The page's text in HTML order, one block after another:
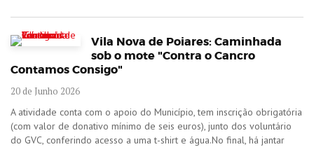
Vila Nova de Poiares: Caminhada
sob o mote "Contra o Cancro
Contamos Consigo"
20 de Junho 2026
A atividade conta com o apoio do Município, tem inscrição obrigatória
(com valor de donativo mínimo de seis euros), junto dos voluntário
do GVC, conferindo acesso a uma t-shirt e água.No final, há jantar